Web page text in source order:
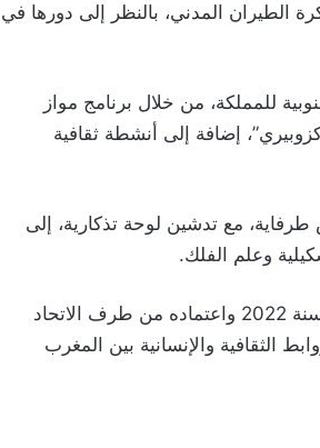
الطيران المدني، بالنظر إلى دورها في
للمملكة، من خلال برنامج مواز
إضافة إلى أنشطة ثقافية
إعادة تأهيل نصب طائرة “بريغي 14” بكورنيش طرفاية، مع تدشين لوحة تذكارية، إلى
وعلم الفلك.
ويعد رالي “تولوز–طرفاية” من التظاهرات الجوية الحديثة، إذ تم إطلاقه سنة 2022 واعتماده من طرف الاتحاد
الثقافية والإنسانية بين المغرب